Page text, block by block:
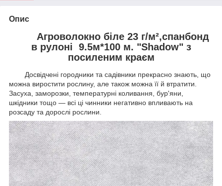
Опис
Агроволокно біле 23 г/м²,спанбонд
в рулоні 9.5м*100 м. "Shadow" з
посиленим краєм
Досвідчені городники та садівники прекрасно знають, що
можна виростити рослину, але також можна її й втратити.
Засуха, заморозки, температурні коливання, бур'яни,
шкідники тощо — всі ці чинники негативно впливають на
розсаду та дорослі рослини.